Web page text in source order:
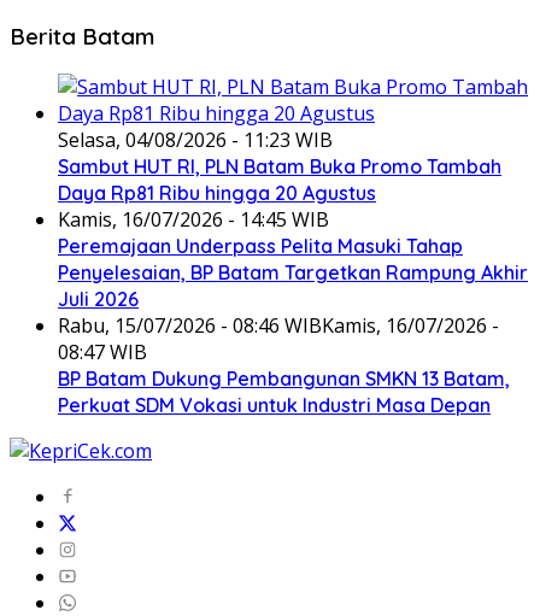
Berita Batam
Selasa, 04/08/2026 - 11:23 WIB
Sambut HUT RI, PLN Batam Buka Promo Tambah
Daya Rp81 Ribu hingga 20 Agustus
Kamis, 16/07/2026 - 14:45 WIB
Peremajaan Underpass Pelita Masuki Tahap
Penyelesaian, BP Batam Targetkan Rampung Akhir
Juli 2026
Rabu, 15/07/2026 - 08:46 WIBKamis, 16/07/2026 -
08:47 WIB
BP Batam Dukung Pembangunan SMKN 13 Batam,
Perkuat SDM Vokasi untuk Industri Masa Depan